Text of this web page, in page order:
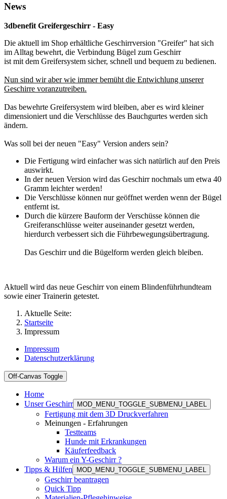
News
3dbenefit Greifergeschirr - Easy
Die aktuell im Shop erhältliche Geschirrversion "Greifer" hat sich
im Alltag bewehrt, die Verbindung Bügel zum Geschirr
ist mit dem Greifersystem sicher, schnell und bequem zu bedienen.
Nun sind wir aber wie immer bemüht die Entwichlung unserer
Geschirre voranzutreiben.
Das bewehrte Greifersystem wird bleiben, aber es wird kleiner
dimensioniert und die Verschlüsse des Bauchgurtes werden sich
ändern.
Was soll bei der neuen "Easy" Version anders sein?
Die Fertigung wird einfacher was sich natürlich auf den Preis
auswirkt.
In der neuen Version wird das Geschirr nochmals um etwa 40
Gramm leichter werden!
Die Verschlüsse können nur geöffnet werden wenn der Bügel
entfernt ist.
Durch die kürzere Bauform der Verschüsse können die
Greiferanschlüsse weiter auseinander gesetzt werden,
hierdurch verbessert sich die Führbewegungsübertragung.
Das Geschirr und die Bügelform werden gleich bleiben.
Aktuell wird das neue Geschirr von einem Blindenführhundteam
sowie einer Trainerin getestet.
Aktuelle Seite:
Startseite
Impressum
Impressum
Datenschutzerklärung
Off-Canvas Toggle
Home
Unser Geschirr
MOD_MENU_TOGGLE_SUBMENU_LABEL
Fertigung mit dem 3D Druckverfahren
Meinungen - Erfahrungen
Testteams
Hunde mit Erkrankungen
Käuferfeedback
Warum ein Y-Geschirr ?
Tipps & Hilfen
MOD_MENU_TOGGLE_SUBMENU_LABEL
Geschirr beantragen
Quick Tipp